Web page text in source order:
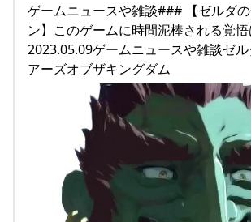
ゲームニュースや雑談### 【ゼルダ
ン】このゲームに時間泥棒される覚悟
2023.05.09ゲームニュースや雑談ゼ
アーズオブザキングダム